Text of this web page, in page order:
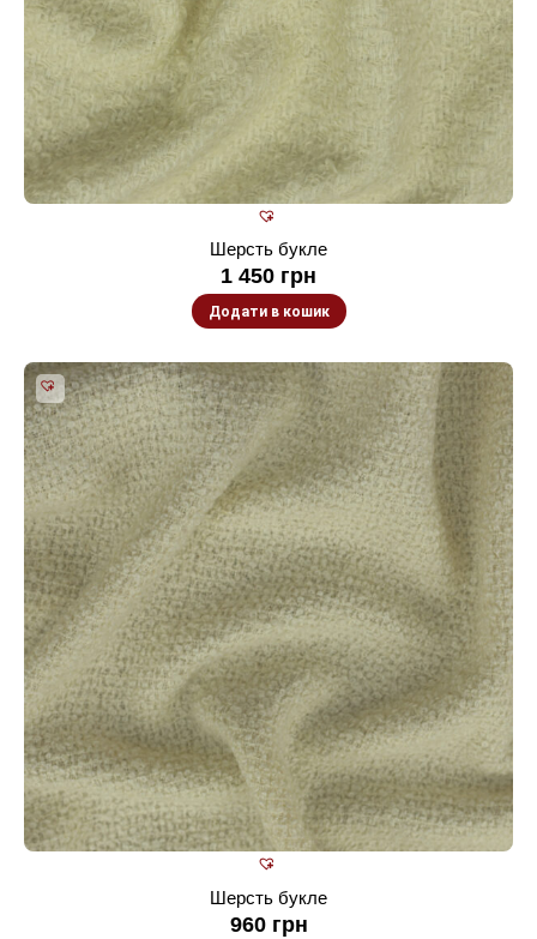
Шерсть букле
1 450 грн
Додати в кошик
Шерсть букле
960 грн